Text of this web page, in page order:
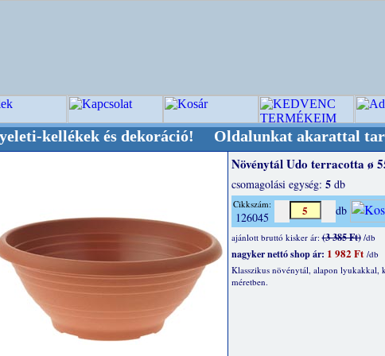
és dekoráció! Oldalunkat akarattal tartjuk
Növénytál Udo terracotta ø
csomagolási egység: 5db
Cikkszám:
126045 db
ajánlott bruttó kisker ár:(3 385 Ft)/db
nagyker nettó shop ár: 1 982 Ft /db
Klasszikus növénytál, alapon lyukakkal,
méretben.